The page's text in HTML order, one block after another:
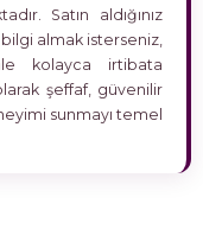
Satın aldığınız
almak isterseniz,
kolayca irtibata
şeffaf, güvenilir
sunmayı temel